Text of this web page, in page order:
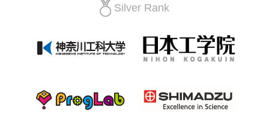
Silver Rank